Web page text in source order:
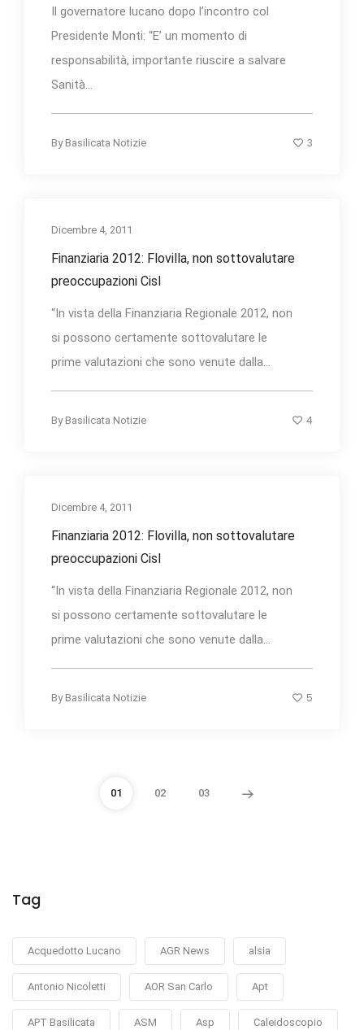
Il governatore lucano dopo l’incontro col
Presidente Monti: “E’ un momento di
responsabilità, importante riuscire a salvare
Sanità...
By Basilicata Notizie 3
Dicembre 4, 2011
Finanziaria 2012: Flovilla, non sottovalutare
preoccupazioni Cisl
“In vista della Finanziaria Regionale 2012, non
si possono certamente sottovalutare le
prime valutazioni che sono venute dalla...
By Basilicata Notizie 4
Dicembre 4, 2011
Finanziaria 2012: Flovilla, non sottovalutare
preoccupazioni Cisl
“In vista della Finanziaria Regionale 2012, non
si possono certamente sottovalutare le
prime valutazioni che sono venute dalla...
By Basilicata Notizie 5
01 02 03
Tag
Acquedotto Lucano AGR News alsia
Antonio Nicoletti AOR San Carlo Apt
APT Basilicata ASM Asp Caleidoscopio